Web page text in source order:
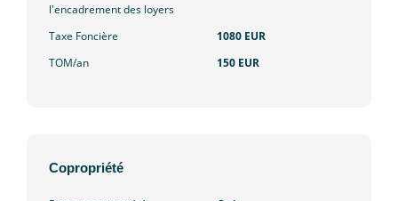
l'encadrement des loyers
Taxe Foncière
1080 EUR
TOM/an
150 EUR
Copropriété